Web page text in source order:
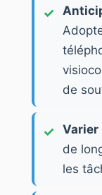
de
Varier
de
les